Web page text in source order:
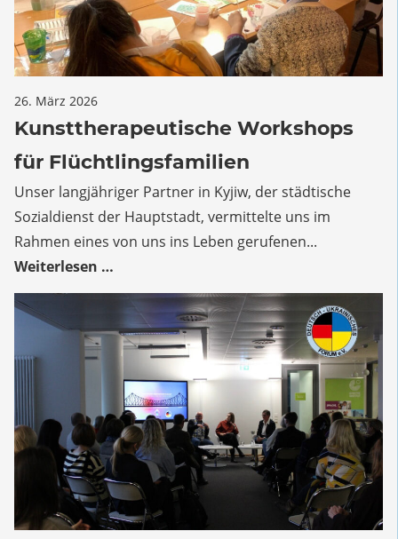
26. März 2026
Kunsttherapeutische
für
Flüchtlingsfamilien
Kunsttherapeutische Workshops
für Flüchtlingsfamilien
Unser langjähriger Partner in Kyjiw, der städtische
Sozialdienst der Hauptstadt, vermittelte uns im
Rahmen eines von uns ins Leben gerufenen...
Weiterlesen …